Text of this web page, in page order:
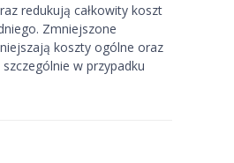
redukują całkowity koszt
Zmniejszone
koszty ogólne oraz
w przypadku